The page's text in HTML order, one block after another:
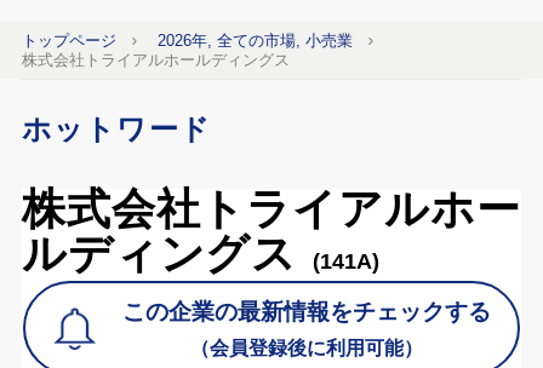
トップページ
2026年, 全ての市場, 小売業
株式会社トライアルホールディングス
ホットワード
株式会社トライアルホー
ルディングス
(141A)
この企業の最新情報をチェックする
（会員登録後に利用可能）